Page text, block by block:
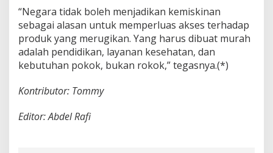
“Negara tidak boleh menjadikan kemiskinan
sebagai alasan untuk memperluas akses terhadap
produk yang merugikan. Yang harus dibuat murah
adalah pendidikan, layanan kesehatan, dan
kebutuhan pokok, bukan rokok,” tegasnya.(*)
Kontributor: Tommy
Editor: Abdel Rafi